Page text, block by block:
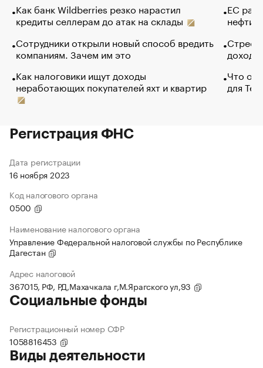
Как банк Wildberries резко нарастил
кредиты селлерам до атак на склады
Сотрудники открыли новый способ вредить
компаниям. Зачем им это
Как налоговики ищут доходы
неработающих покупателей яхт и квартир
ЕС
нефти
Что
для
Регистрация ФНС
Дата регистрации
16 ноября 2023
Код налогового органа
0500
Наименование налогового органа
Управление Федеральной налоговой службы по Республике
Дагестан
Адрес налоговой
367015, РФ, РД,Махачкала г,М.Ярагского ул,93
Социальные фонды
Регистрационный номер СФР
1058816453
Виды деятельности